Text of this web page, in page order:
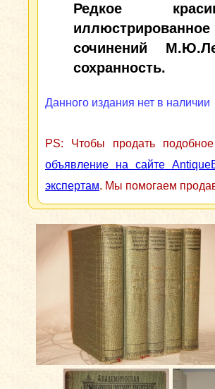
Редкое
сочинений
сохранность.
Данного издания нет в наличии
PS: Чтобы продать
объявление на сайте
экспертам. Мы помогаем